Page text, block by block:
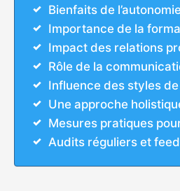
Bienfaits de
Importance de la
Impact des relations
Rôle de la
Influence des styles
Une approche
Mesures pratiques
Audits réguliers et